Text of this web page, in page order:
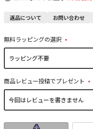
返品について お問い合わせ
無料ラッピングの選択
(
商品レビュー投稿でプレゼント
(